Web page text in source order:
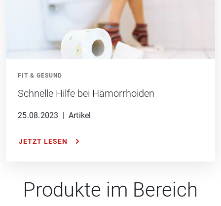
FIT & GESUND
Schnelle Hilfe bei Hämorrhoiden
25.08.2023 | Artikel
JETZT LESEN
Produkte im Bereich